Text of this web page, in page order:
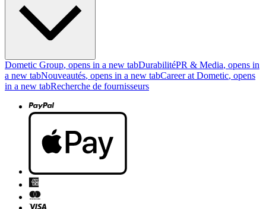
Dometic Group, opens in a new tabDurabilitéPR & Media, opens in
a new tabNouveautés, opens in a new tabCareer at Dometic, opens
in a new tabRecherche de fournisseurs